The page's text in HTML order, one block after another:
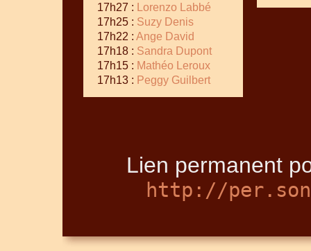
17h27 :
Lorenzo Labbé
17h25 : Suzy Denis
17h22 : Ange David
17h18 : Sandra Dupont
17h15 : Mathéo Leroux
17h13 : Peggy Guilbert
Lien permanent
http://